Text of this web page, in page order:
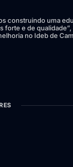
construindo uma
forte e de
no Ideb de